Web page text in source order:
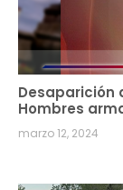
Desaparición
Hombres
marzo 12, 2024